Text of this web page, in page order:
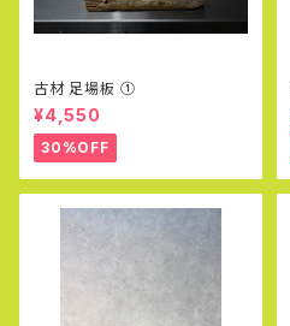
古材 足場板 ①
¥4,550
30%OFF